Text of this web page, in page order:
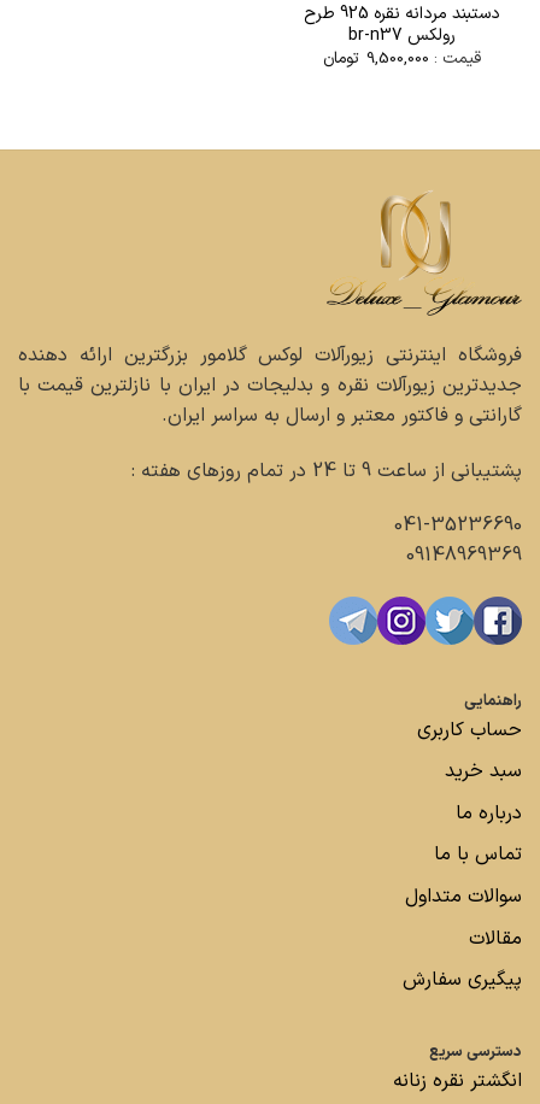
دستبند مردانه نقره 925 طرح
رولکس br-n37
قیمت : 9,500,000 تومان
فروشگاه اینترنتی زیورآلات لوکس گلامور بزرگترین ارائه دهنده
جدیدترین زیورآلات نقره و بدلیجات در ایران با نازلترین قیمت با
گارانتی و فاکتور معتبر و ارسال به سراسر ایران.
پشتیبانی از ساعت 9 تا 24 در تمام روزهای هفته :
041-35236690
09148969369
راهنمایی
حساب کاربری
سبد خرید
درباره ما
تماس با ما
سوالات متداول
مقالات
پیگیری سفارش
دسترسی سریع
انگشتر نقره زنانه